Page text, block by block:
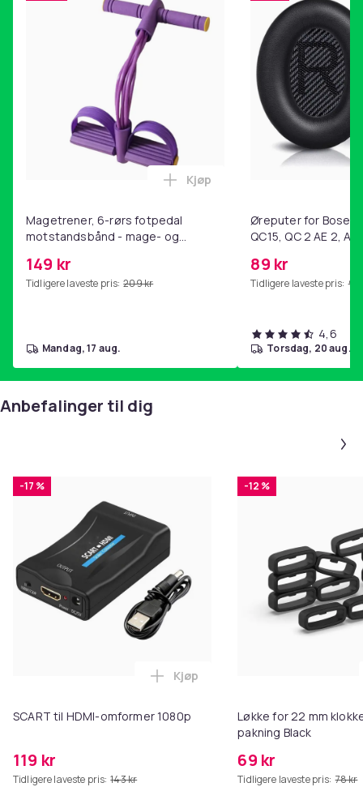
Magetrener, 6-rørs fotpedal
motstandsbånd - mage- og
hjemmegymnastikk Purple
149 kr
Tidligere laveste pris: 209 kr
Legg Magetrener, 6-rørs
Kjøp
mandag, 17 aug.
Øreputer for Bose
QC15, QC 2 AE 2, AE
89 kr
Tidligere laveste pris: 99
4,6
torsdag, 20 aug.
Anbefalinger til dig
-17 %
SCART til HDMI-omformer 1080p
119 kr
Tidligere laveste pris: 143 kr
Legg SCART til HDMI-omformer
Kjøp
-12 %
Løkke for 22 mm
pakning Black
69 kr
Tidligere laveste pris: 78 kr